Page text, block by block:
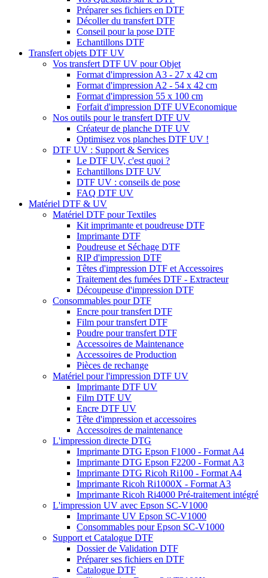
Préparer ses fichiers en DTF
Décoller du transfert DTF
Conseil pour la pose DTF
Echantillons DTF
Transfert objets DTF UV
Vos transfert DTF UV pour Objet
Format d'impression A3 - 27 x 42 cm
Format d'impression A2 - 54 x 42 cm
Format d'impression 55 x 100 cm
Forfait d'impression DTF UVEconomique
Nos outils pour le transfert DTF UV
Créateur de planche DTF UV
Optimisez vos planches DTF UV !
DTF UV : Support & Services
Le DTF UV, c'est quoi ?
Echantillons DTF UV
DTF UV : conseils de pose
FAQ DTF UV
Matériel DTF & UV
Matériel DTF pour Textiles
Kit imprimante et poudreuse DTF
Imprimante DTF
Poudreuse et Séchage DTF
RIP d'impression DTF
Têtes d'impression DTF et Accessoires
Traitement des fumées DTF - Extracteur
Découpeuse d'impression DTF
Consommables pour DTF
Encre pour transfert DTF
Film pour transfert DTF
Poudre pour transfert DTF
Accessoires de Maintenance
Accessoires de Production
Pièces de rechange
Matériel pour l'impression DTF UV
Imprimante DTF UV
Film DTF UV
Encre DTF UV
Tête d'impression et accessoires
Accessoires de maintenance
L'impression directe DTG
Imprimante DTG Epson F1000 - Format A4
Imprimante DTG Epson F2200 - Format A3
Imprimante DTG Ricoh Ri100 - Format A4
Imprimante Ricoh Ri1000X - Format A3
Imprimante Ricoh Ri4000 Pré-traitement intégré
L'impression UV avec Epson SC-V1000
Imprimante UV Epson SC-V1000
Consommables pour Epson SC-V1000
Support et Catalogue DTF
Dossier de Validation DTF
Préparer ses fichiers en DTF
Catalogue DTF